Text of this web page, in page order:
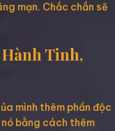
mạn. Chắc chắn sẽ
Hành Tinh,
mình thêm phần độc
bằng cách thêm